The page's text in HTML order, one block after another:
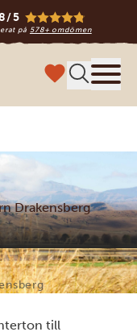
5
på 578+ omdömen
Drakensberg
till